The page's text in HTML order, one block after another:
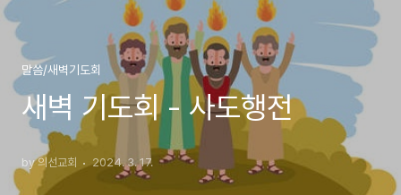
말씀/새벽기도회
새벽 기도회 - 사도행전
by 의선교회 2024. 3. 17.